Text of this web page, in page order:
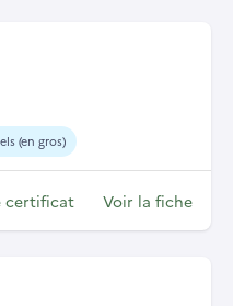
(en gros)
certificat Voir la fiche